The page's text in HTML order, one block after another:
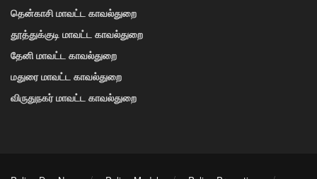
தென்காசி மாவட்ட காவல்துறை
தூத்துக்குடி மாவட்ட காவல்துறை
தேனி மாவட்ட காவல்துறை
மதுரை மாவட்ட காவல்துறை
விருதுநகர் மாவட்ட காவல்துறை